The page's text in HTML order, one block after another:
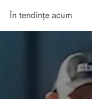
În tendințe acum